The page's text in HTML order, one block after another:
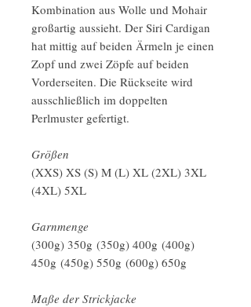
Kombination aus Wolle und Mohair
großartig aussieht. Der Siri Cardigan
hat mittig auf beiden Ärmeln je einen
Zopf und zwei Zöpfe auf beiden
Vorderseiten. Die Rückseite wird
ausschließlich im doppelten
Perlmuster gefertigt.
Größen
(XXS) XS (S) M (L) XL (2XL) 3XL
(4XL) 5XL
Garnmenge
(300g) 350g (350g) 400g (400g)
450g (450g) 550g (600g) 650g
Maße der Strickjacke